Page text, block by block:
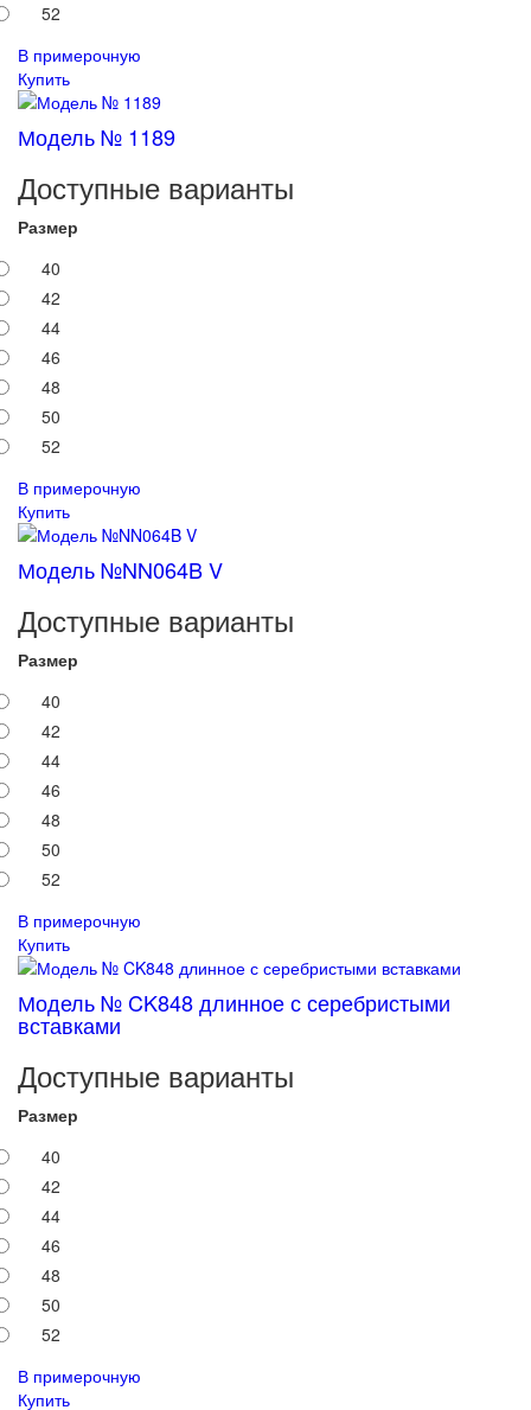
52
В примерочную
Купить
Модель № 1189
Доступные варианты
Размер
40
42
44
46
48
50
52
В примерочную
Купить
Модель №NN064B V
Доступные варианты
Размер
40
42
44
46
48
50
52
В примерочную
Купить
Модель № CK848 длинное с серебристыми
вставками
Доступные варианты
Размер
40
42
44
46
48
50
52
В примерочную
Купить